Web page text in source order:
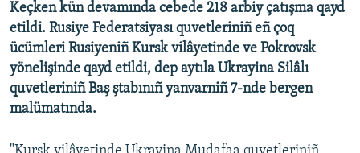
RFE/RS bütün saytları
Keçken kün devamında cebede 218 arbiy çatışma qayd
etildi. Rusiye Federatsiyası quvetleriniñ eñ çoq
ücümleri Rusiyeniñ Kursk vilâyetinde ve Pokrovsk
yönelişinde qayd etildi, dep aytıla Ukrayina Silâlı
quvetleriniñ Baş ştabınıñ yanvarniñ 7-nde bergen
malümatında.